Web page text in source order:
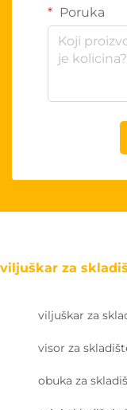
Poruka
viljuškar za
viljuškar za
visor za
obuka za